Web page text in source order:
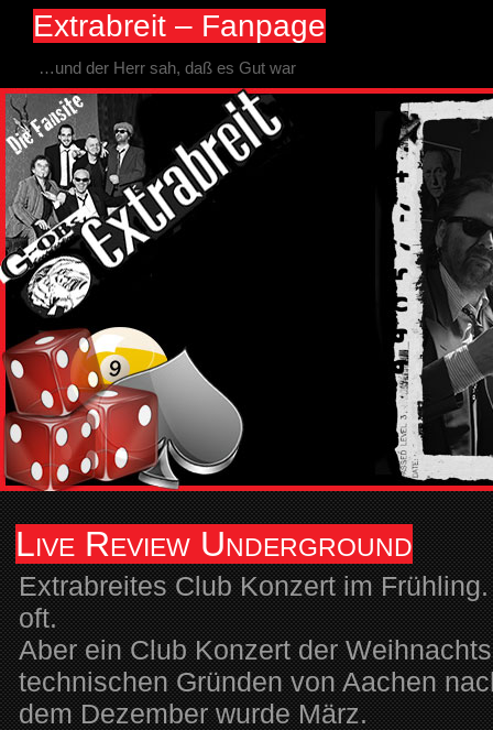
Extrabreit – Fanpage
…und der Herr sah, daß es Gut war
Live Review Underground
Extrabreites Club Konzert im
oft.
Aber ein Club Konzert der
technischen Gründen von Aachen
dem Dezember wurde März.